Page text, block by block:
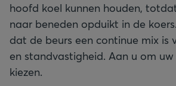
hoofd koel kunnen houden,
naar beneden opduikt in de
dat de beurs een continue mix is
en standvastigheid. Aan u om
kiezen.